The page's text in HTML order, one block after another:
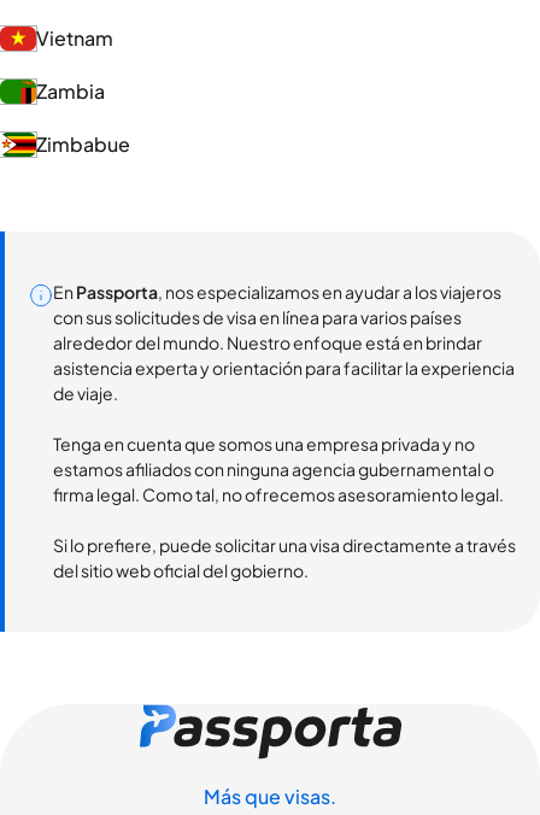
Vietnam
Zambia
Zimbabue
En Passporta, nos especializamos en ayudar a los viajeros
con sus solicitudes de visa en línea para varios países
alrededor del mundo. Nuestro enfoque está en brindar
asistencia experta y orientación para facilitar la experiencia
de viaje.
Tenga en cuenta que somos una empresa privada y no
estamos afiliados con ninguna agencia gubernamental o
firma legal. Como tal, no ofrecemos asesoramiento legal.
Si lo prefiere, puede solicitar una visa directamente a través
del sitio web oficial del gobierno.
Más que visas.